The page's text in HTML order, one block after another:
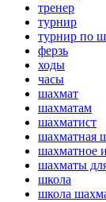
тренер
турнир
турнир по
ферзь
ходы
часы
шахмат
шахматам
шахматист
шахматная
шахматное
шахматы
школа
школа